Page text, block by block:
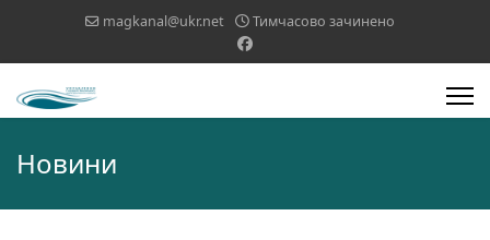
magkanal@ukr.net Тимчасово зачинено
Новини